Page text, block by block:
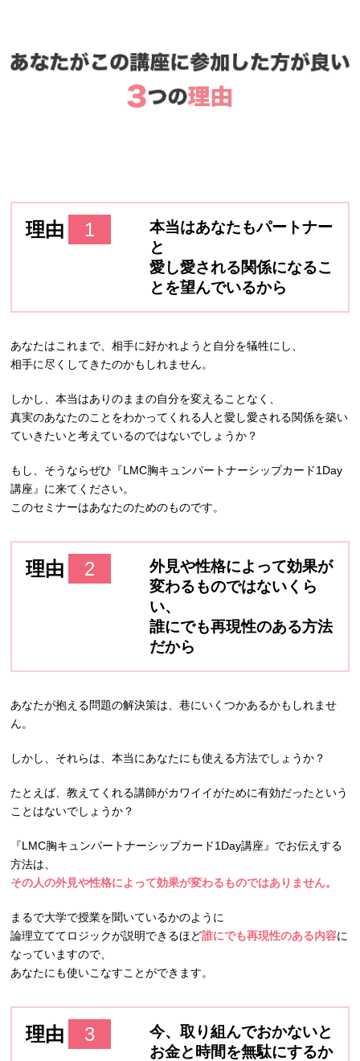
理由 1
本当はあなたもパートナー
と
愛し愛される関係になるこ
とを望んでいるから
あなたはこれまで、相手に好かれようと自分を犠牲にし、
相手に尽くしてきたのかもしれません。
しかし、本当はありのままの自分を変えることなく、
真実のあなたのことをわかってくれる人と愛し愛される関係を築い
ていきたいと考えているのではないでしょうか？
もし、そうならぜひ『LMC胸キュンパートナーシップカード1Day
講座』に来てください。
このセミナーはあなたのためのものです。
理由 2
外見や性格によって効果が
変わるものではないくら
い、
誰にでも再現性のある方法
だから
あなたが抱える問題の解決策は、巷にいくつかあるかもしれませ
ん。
しかし、それらは、本当にあなたにも使える方法でしょうか？
たとえば、教えてくれる講師がカワイイがために有効だったという
ことはないでしょうか？
『LMC胸キュンパートナーシップカード1Day講座』でお伝えする
方法は、
その人の外見や性格によって効果が変わるものではありません。
まるで大学で授業を聞いているかのように
論理立ててロジックが説明できるほど誰にでも再現性のある内容に
なっていますので、
あなたにも使いこなすことができます。
理由 3
今、取り組んでおかないと
お金と時間を無駄にするか